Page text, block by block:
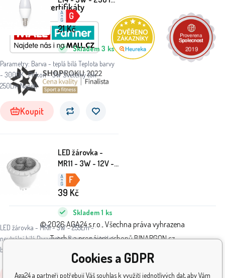
- teplá bílá
Parametry: Barva - teplá bílá Teplota barvy
- 3000K Příkon - 3W Světelný tok -
250Lm Napětí
Skladem 3 ks
21Kč
Koupit
LED žárovka -
MR11 - 3W - 12V -
255Lm - neutrální
bílá
LED žárovka - MR11 - 3W - 255Lm -
neutrální bílá Parametry: Barva - neutrální
bílá Teplota barvy -
Skladem 1 ks
39 Kč
Koupit
Ocenění a certifikáty
© 2026 AGA24 s.r.o., Všechna práva vyhrazena
Tvorba a pronájem eshopůBINARGON.cz
Cookies a GDPR
Aga24 a partneři potřebují Váš souhlas k využití jednotlivých dat, aby Vám